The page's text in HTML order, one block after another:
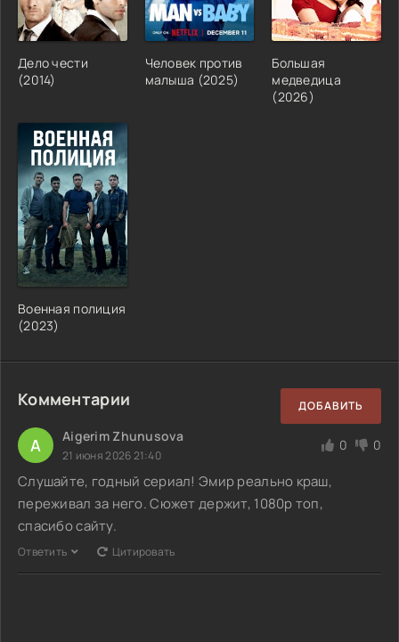
Дело чести
(2014)
Человек против
малыша (2025)
Большая
медведица
(2026)
Военная полиция
(2023)
Комментарии ДОБАВИТЬ
A Aigerim Zhunusova
21 июня 2026 21:40
0 0
Слушайте, годный сериал! Эмир реально краш,
переживал за него. Сюжет держит, 1080p топ,
спасибо сайту.
Ответить Цитировать